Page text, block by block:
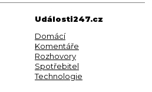
Události247.cz
Domácí
Komentáře
Rozhovory
Spotřebitel
Technologie